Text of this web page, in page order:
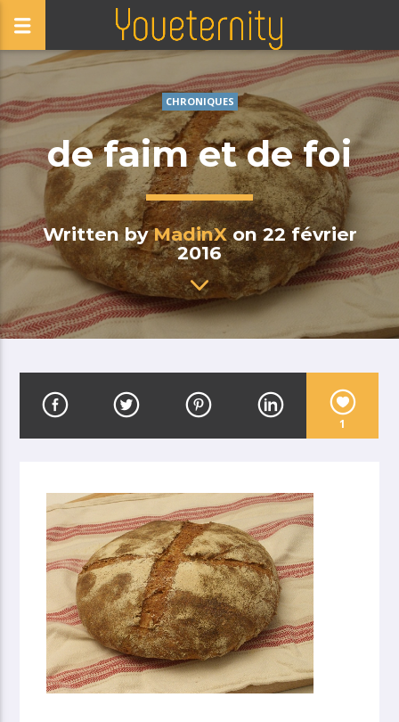
CHRONIQUES
de faim et de foi
Written byMadinXon 22 février
2016
1